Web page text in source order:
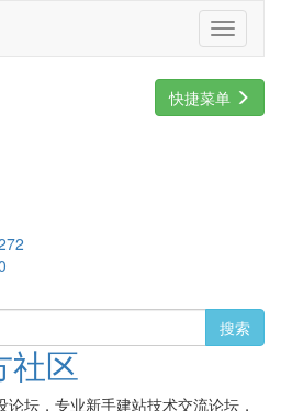
Toggle
快捷菜单
搜索
社区
坛，专业新手建站技术交流论坛，